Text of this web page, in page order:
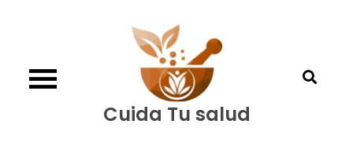
Cuida Tu salud